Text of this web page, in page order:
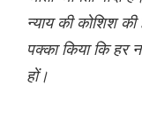
न्याय की कोशिश
पक्का किया कि हर
हों।